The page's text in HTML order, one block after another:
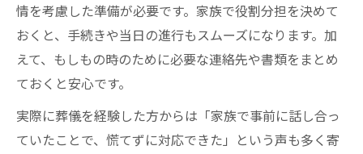
情を考慮した準備が必要です。家族で役割分担を決めて
おくと、手続きや当日の進行もスムーズになります。加
えて、もしもの時のために必要な連絡先や書類をまとめ
ておくと安心です。
実際に葬儀を経験した方からは「家族で事前に話し合っ
ていたことで、慌てずに対応できた」という声も多く寄